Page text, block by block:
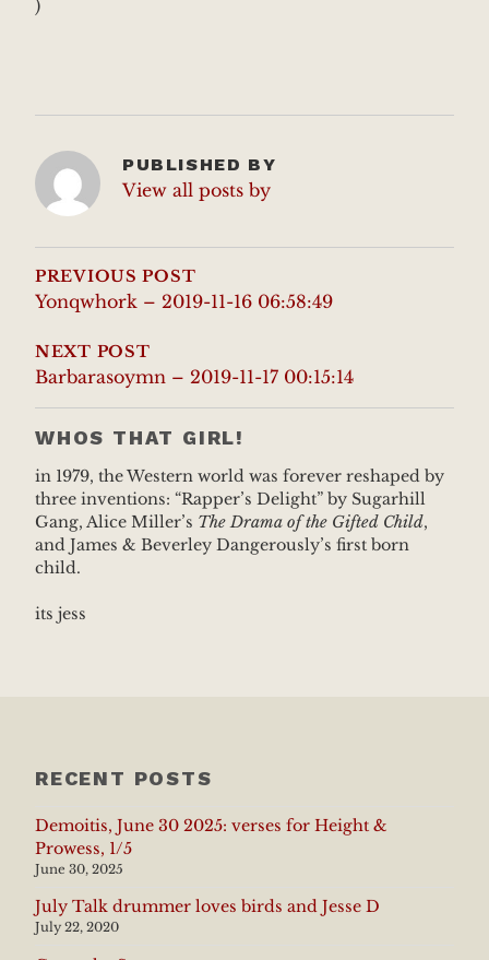
)
PUBLISHED BY
View all posts by
POST
NAVIGATION
PREVIOUS POST
Yonqwhork – 2019-11-16 06:58:49
NEXT POST
Barbarasoymn – 2019-11-17 00:15:14
WHOS THAT GIRL!
in 1979, the Western world was forever reshaped by
three inventions: “Rapper’s Delight” by Sugarhill
Gang, Alice Miller’s The Drama of the Gifted Child,
and James & Beverley Dangerously’s first born
child.
its jess
RECENT POSTS
Demoitis, June 30 2025: verses for Height &
Prowess, 1/5
June 30, 2025
July Talk drummer loves birds and Jesse D
July 22, 2020